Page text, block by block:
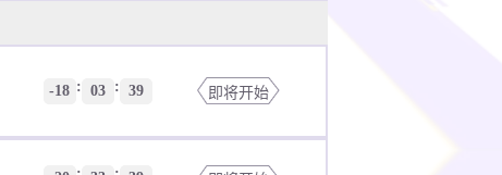
-18 : 03 : 39 即将开始